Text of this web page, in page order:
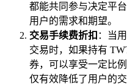
都能共同参与决定平
用户的需求和期望。
交易手续费折扣 ：当
交易时，如果持有
券，可以享受一定比
仅有效降低了用户的